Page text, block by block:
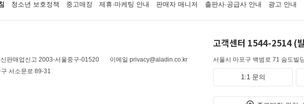
청소년 보호정책 중고매장 제휴·마케팅 안내 판매자 매니저 출판사·공급사 안내 광고 안내
판매업신고 2003-서울중구-01520
이메일 privacy@aladin.co.kr
서소문로 89-31
고객센터 1544-2514 (
서울시 마포구 백범로 71 숨도빌
1:1 문의